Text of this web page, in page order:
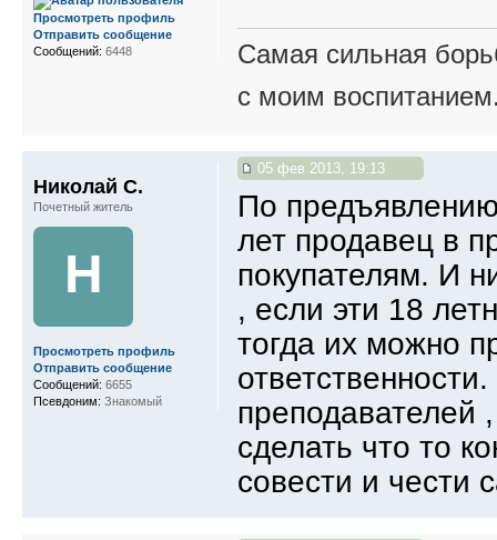
Самая сильная
с моим
Просмотреть профиль
Отправить сообщение
Сообщений: 6448
05 фев 2013, 19:13
По
лет продавец в
покупателям. И
, если эти 18
тогда их можно
преподавателей
сделать что то
совести и чести
Николай С.
Почетный житель
Н
Просмотреть профиль
Отправить сообщение
Сообщений: 6655
Псевдоним: Знакомый